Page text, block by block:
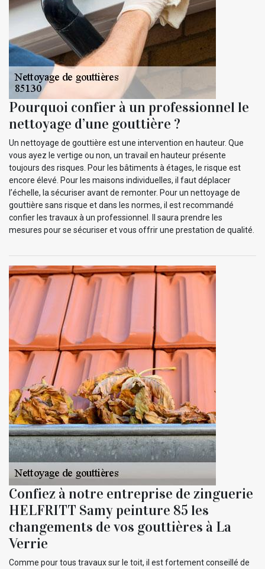
Pourquoi confier à un professionnel le
nettoyage d’une gouttière ?
Un nettoyage de gouttière est une intervention en hauteur. Que
vous ayez le vertige ou non, un travail en hauteur présente
toujours des risques. Pour les bâtiments à étages, le risque est
encore élevé. Pour les maisons individuelles, il faut déplacer
l’échelle, la sécuriser avant de remonter. Pour un nettoyage de
gouttière sans risque et dans les normes, il est recommandé
confier les travaux à un professionnel. Il saura prendre les
mesures pour se sécuriser et vous offrir une prestation de qualité.
Confiez à notre entreprise de zinguerie
HELFRITT Samy peinture 85 les
changements de vos gouttières à La
Verrie
Comme pour tous travaux sur le toit, il est fortement conseillé de